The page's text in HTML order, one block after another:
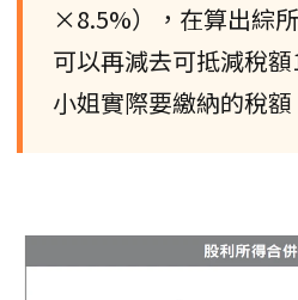
×8.5%），在算出綜
可以再減去可抵減稅
小姐實際要繳納的稅額